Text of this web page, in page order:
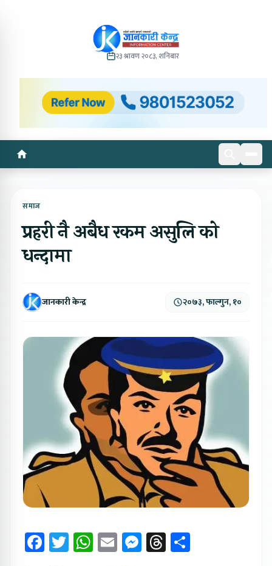
२३ श्रावण २०८३, शनिबार
समाज
प्रहरी नै अबैध रकम असुलि को
धन्दामा
जानकारी केन्द्र २०७३, फाल्गुन, १०
Facebook
Twitter
WhatsApp
EmailMessenger
Threads